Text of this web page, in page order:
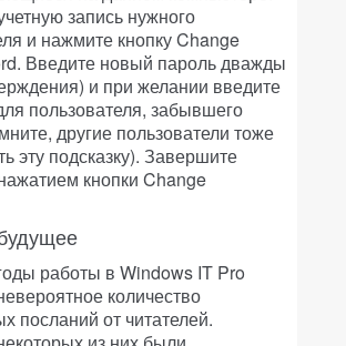
запись нужного
и нажмите кнопку Change
Введите новый пароль дважды
и при желании введите
пользователя, забывшего
другие пользователи тоже
эту подсказку). Завершите
кнопки Change
работы в Windows IT Pro
количество
посланий от читателей.